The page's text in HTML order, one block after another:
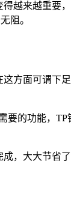
越来越重要
阻。
方面可谓下
的功能，
，大大节省